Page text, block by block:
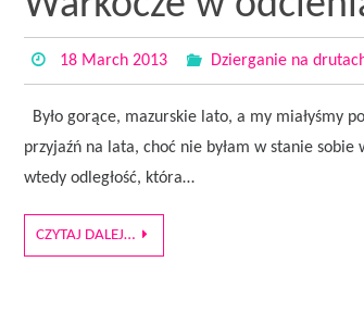
18 March 2013 Dzierganie na
Było gorące, mazurskie lato, a my miałyśmy
przyjaźń na lata, choć nie byłam w stanie
wtedy odległość, która…
CZYTAJ DALEJ…